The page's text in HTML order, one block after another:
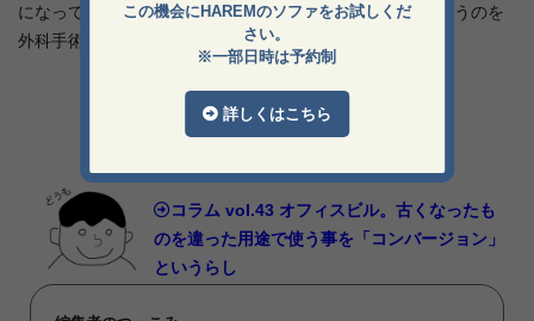
この機会にHAREMのソファをお試しくだ
さい。
※一部日時は予約制
詳しくはこちら
になって、「Appleアーム」や「Appleブレイン」なんていうのを
外科手術で取り付ける時代がくるのかもしれませんね。
コラム vol.43 オフィスビル。古くなったも
のを違った用途で使う事を「コンバージョン」
というらし